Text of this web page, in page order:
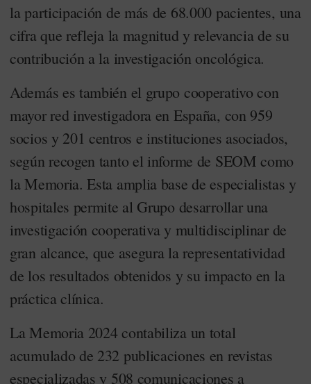
la participación de más de 68.000 pacientes, una
cifra que refleja la magnitud y relevancia de su
contribución a la investigación oncológica.
Además es también el grupo cooperativo con
mayor red investigadora en España, con 959
socios y 201 centros e instituciones asociados,
según recogen tanto el informe de SEOM como
la Memoria. Esta amplia base de especialistas y
hospitales permite al Grupo desarrollar una
investigación cooperativa y multidisciplinar de
gran alcance, que asegura la representatividad
de los resultados obtenidos y su impacto en la
práctica clínica.
La Memoria 2024 contabiliza un total
acumulado de 232 publicaciones en revistas
especializadas y 508 comunicaciones a